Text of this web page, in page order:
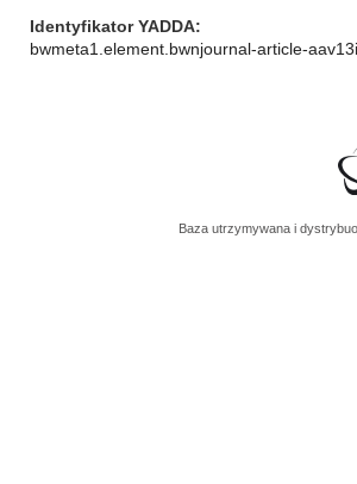
Identyfikator YADDA
bwmeta1.element.bwnjournal-article-
Baza utrzymywana i